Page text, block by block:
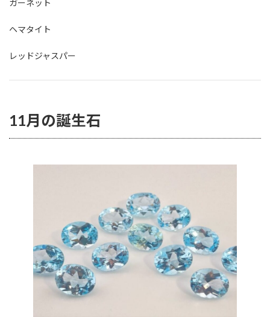
ガーネット
ヘマタイト
レッドジャスパー
11月の誕生石